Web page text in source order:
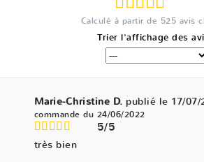
Calculé à partir de 525 avis
Trier l'affichage des
Marie-Christine D.publié le 17/07/
commande du 24/06/2022
5/5
très bien